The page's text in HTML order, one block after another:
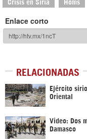
Crisis en Siria Homs
Enlace corto
RELACIONADAS
Ejército
Oriental
Video: Dos
Damasco